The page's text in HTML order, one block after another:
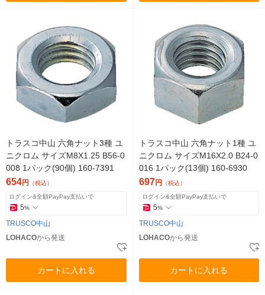
トラスコ中山 六角ナット3種 ユ
ニクロム サイズM8X1.25 B56-0
008 1パック(90個) 160-7391
654円 （税込）
ログイン&全額PayPay支払いで
5%
TRUSCO中山
LOHACOから発送
カートに入れる
トラスコ中山 六角ナット1種 ユ
ニクロム サイズM16X2.0 B24-0
016 1パック(13個) 160-6930
697円 （税込）
ログイン&全額PayPay支払いで
5%
TRUSCO中山
LOHACOから発送
カートに入れる